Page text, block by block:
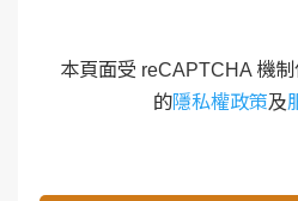
本頁面受 reCAPTCHA 機
的隱私權政策及